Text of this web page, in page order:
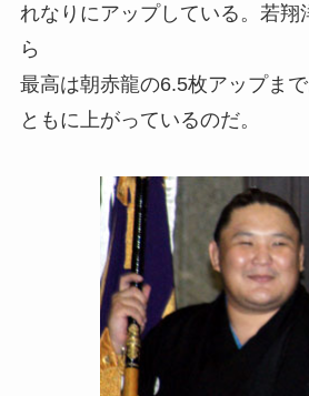
れなりにアップしている。若翔
ら
最高は朝赤龍の6.5枚アップま
ともに上がっているのだ。